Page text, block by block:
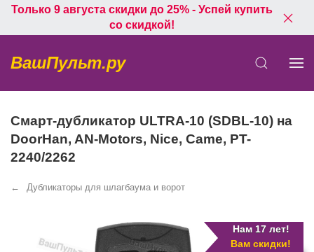
Только 9 августа скидки до 25% - Успей купить
со скидкой!
ВашПульт.ру
Смарт-дубликатор ULTRA-10 (SDBL-10) на
DoorHan, AN-Motors, Nice, Came, PT-
2240/2262
Дубликаторы для шлагбаума и ворот
Нам 17 лет!
Вам скидки!